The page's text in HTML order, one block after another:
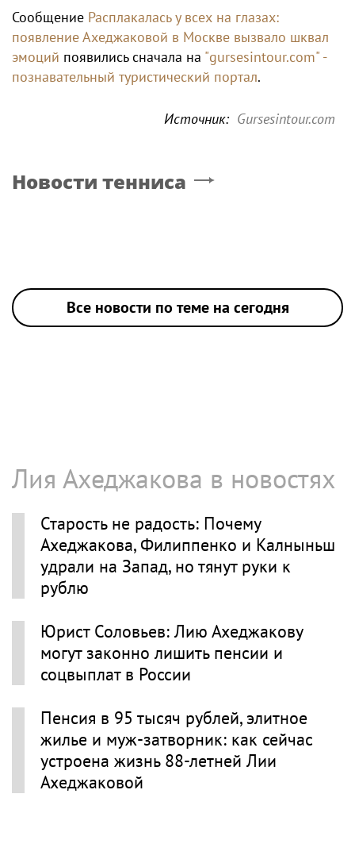
Сообщение Расплакалась у всех на глазах:
появление Ахеджаковой в Москве вызвало шквал
эмоций появились сначала на "gursesintour.com" -
познавательный туристический портал.
Источник: Gursesintour.com
Новости тенниса
Все новости по теме на сегодня
Лия Ахеджакова в новостях
Старость не радость: Почему
Ахеджакова, Филиппенко и Калныньш
удрали на Запад, но тянут руки к
рублю
Юрист Соловьев: Лию Ахеджакову
могут законно лишить пенсии и
соцвыплат в России
Пенсия в 95 тысяч рублей, элитное
жилье и муж-затворник: как сейчас
устроена жизнь 88-летней Лии
Ахеджаковой